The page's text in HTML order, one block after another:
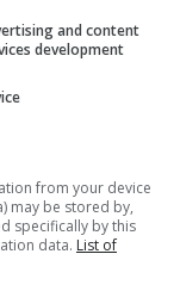
clients et de
tous les articles
que toutes
and content
development
from your device
may be stored by,
specifically by this
data. List of